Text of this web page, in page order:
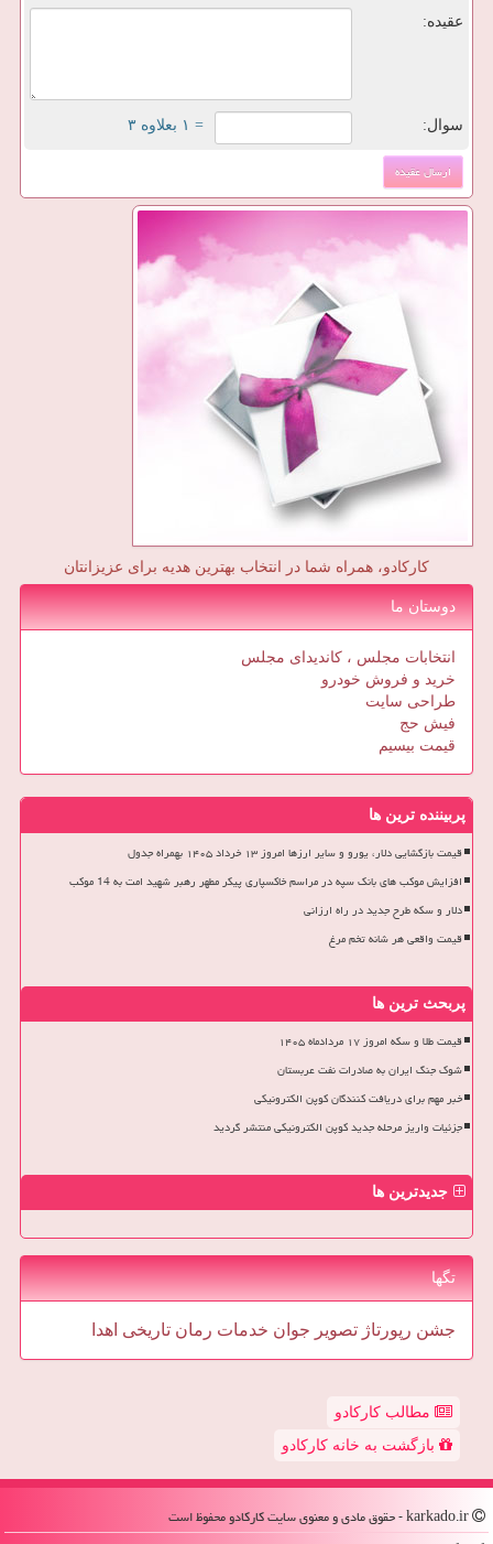
عقیده:
سوال: = ۱ بعلاوه ۳
کارکادو، همراه شما در انتخاب بهترین هدیه برای عزیزانتان
دوستان ما
انتخابات مجلس ، کاندیدای مجلس
خرید و فروش خودرو
طراحی سایت
فیش حج
قیمت بیسیم
پربیننده ترین ها
قیمت بازگشایی دلار، یورو و سایر ارزها امروز ۱۳ خرداد ۱۴۰۵ بهمراه جدول
افزایش موکب های بانک سپه در مراسم خاکسپاری پیکر مطهر رهبر شهید امت به 14 موکب
دلار و سکه طرح جدید در راه ارزانی
قیمت واقعی هر شانه تخم مرغ
پربحث ترین ها
قیمت طلا و سکه امروز ۱۷ مردادماه ۱۴۰۵
شوک جنگ ایران به صادرات نفت عربستان
خبر مهم برای دریافت کنندگان کوپن الکترونیکی
جزئیات واریز مرحله جدید کوپن الکترونیکی منتشر گردید
جدیدترین ها
تگها
جشن رپورتاژ تصویر جوان خدمات رمان تاریخی اهدا
مطالب کارکادو
بازگشت به خانه کارکادو